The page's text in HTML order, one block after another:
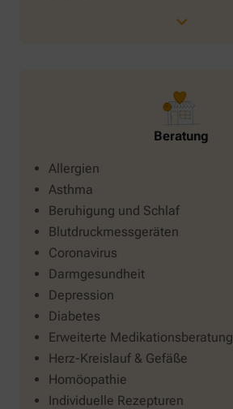
Beratung
Allergien
Asthma
Beruhigung und Schlaf
Blutdruckmessgeräten
Coronavirus
Darmgesundheit
Depression
Diabetes
Erweiterte Medikationsberatung
Herz-Kreislauf & Gefäße
Homöopathie
Individuelle Rezepturen